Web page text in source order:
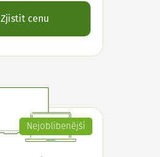
Zjistit cenu
Nejoblíbenější